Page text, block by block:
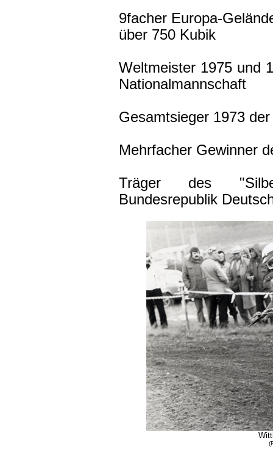
9facher Europa-
über 750 Kubik
Weltmeister 1975 und
Nationalmannschaft
Gesamtsieger 1973
Mehrfacher Gewinner
Träger des
Bundesrepublik